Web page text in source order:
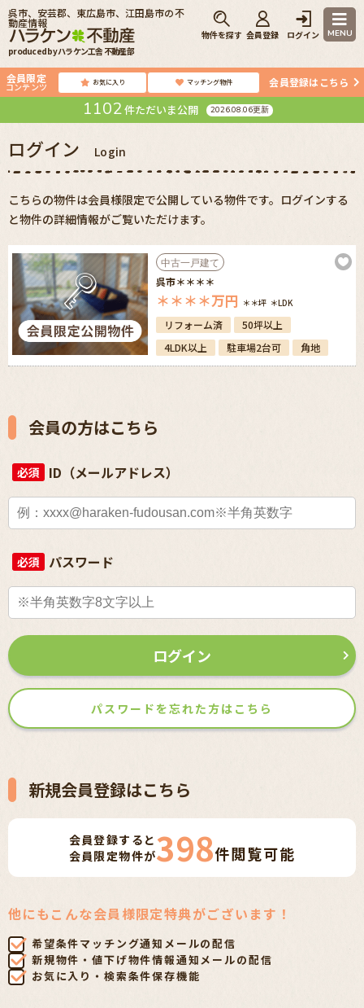
produced by ハラケン工舎 不動産部
呉市、安芸郡、東広島市、江田島市の不
動産情報
物件を探す 会員登録 ログイン MENU
会員限定
コンテンツ お気に入り マッチング物件 会員登録はこちら
1102件ただいま公開 2026.08.06更新
ログイン Login
こちらの物件は会員様限定で公開している物件です。ログインする
と物件の詳細情報がご覧いただけます。
中古一戸建て
呉市＊＊＊＊
＊＊＊＊万円 ＊＊坪 ＊LDK
リフォーム済
50坪以上
4LDK以上
駐車場2台可 角地
会員の方はこちら
必須 ID（メールアドレス）
必須 パスワード
ログイン
パスワードを忘れた方はこちら
新規会員登録はこちら
会員登録すると
会員限定物件が398件閲覧可能
他にもこんな会員様限定特典がございます！
希望条件マッチング通知メールの配信
新規物件・値下げ物件情報通知メールの配信
お気に入り・検索条件保存機能